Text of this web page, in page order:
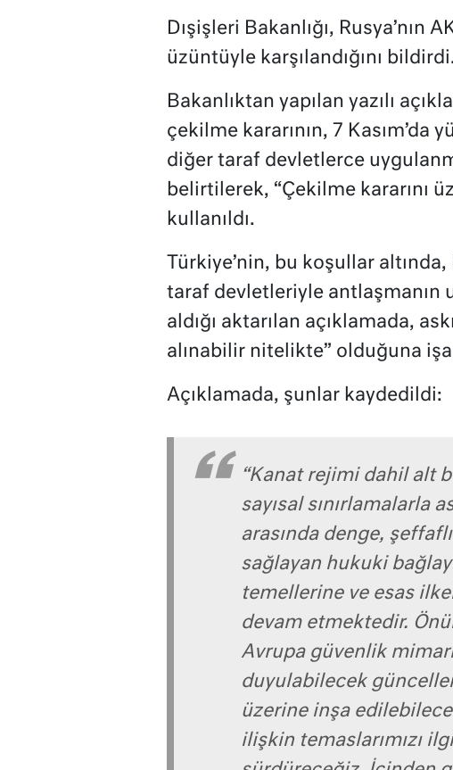
Dışişleri Bakanlığı, Rusya’nın
üzüntüyle karşılandığını
Bakanlıktan yapılan yazılı
çekilme kararının, 7 Kasım’da
diğer taraf devletlerce
belirtilerek, “Çekilme kararını
kullanıldı.
Türkiye’nin, bu koşullar
taraf devletleriyle antlaşmanın
aldığı aktarılan açıklamada,
alınabilir nitelikte” olduğuna
Açıklamada, şunlar kaydedildi:
“Kanat rejimi dahil alt
sayısal sınırlamalarla
arasında denge,
sağlayan hukuki
temellerine ve esas
devam etmektedir.
Avrupa güvenlik
duyulabilecek
üzerine inşa
ilişkin temaslarımızı